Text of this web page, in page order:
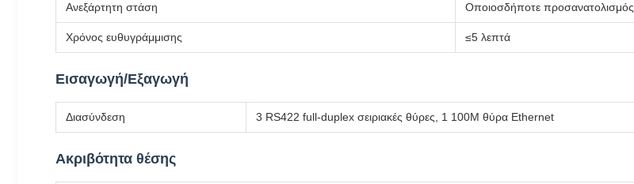
Ανεξάρτητη στάση Οποιοσδήποτε προσανατολισμός
Χρόνος ευθυγράμμισης ≤5 λεπτά
Εισαγωγή/Εξαγωγή
Διασύνδεση 3 RS422 full-duplex σειριακές θύρες, 1 100M θύρα Ethernet
Ακριβότητα θέσης